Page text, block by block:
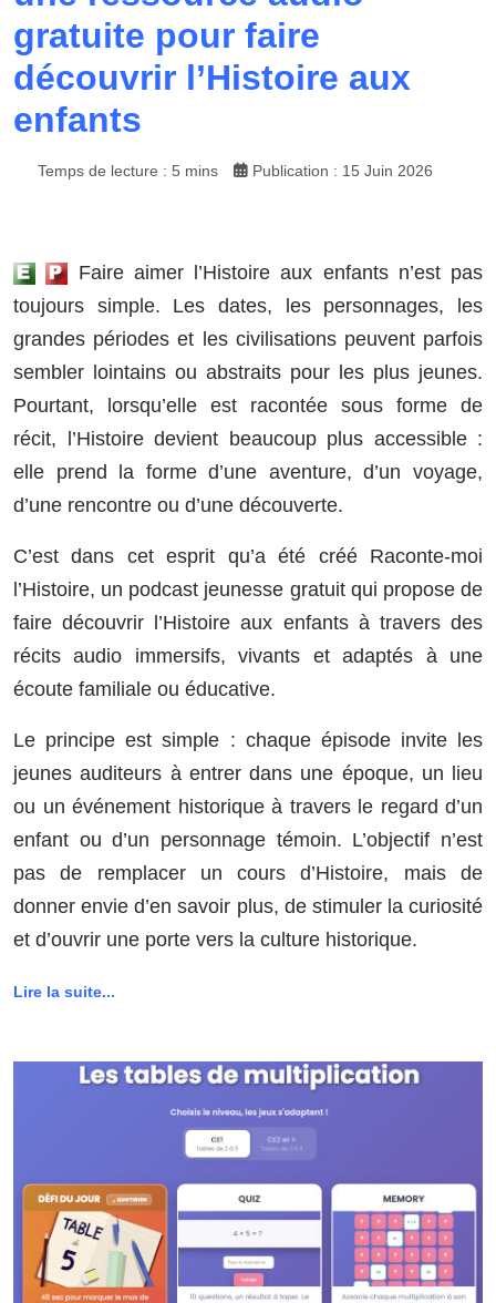
gratuite pour faire
découvrir l’Histoire aux
enfants
Temps de lecture : 5 mins Publication : 15 Juin 2026
Faire aimer l’Histoire aux enfants n’est pas
toujours simple. Les dates, les personnages, les
grandes périodes et les civilisations peuvent parfois
sembler lointains ou abstraits pour les plus jeunes.
Pourtant, lorsqu’elle est racontée sous forme de
récit, l’Histoire devient beaucoup plus accessible :
elle prend la forme d’une aventure, d’un voyage,
d’une rencontre ou d’une découverte.
C’est dans cet esprit qu’a été créé Raconte-moi
l’Histoire, un podcast jeunesse gratuit qui propose de
faire découvrir l’Histoire aux enfants à travers des
récits audio immersifs, vivants et adaptés à une
écoute familiale ou éducative.
Le principe est simple : chaque épisode invite les
jeunes auditeurs à entrer dans une époque, un lieu
ou un événement historique à travers le regard d’un
enfant ou d’un personnage témoin. L’objectif n’est
pas de remplacer un cours d’Histoire, mais de
donner envie d’en savoir plus, de stimuler la curiosité
et d’ouvrir une porte vers la culture historique.
Lire la suite...